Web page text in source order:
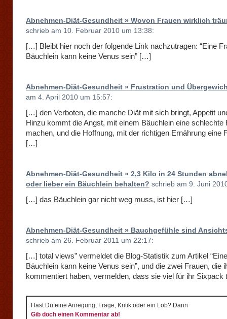
Abnehmen-Diät-Gesundheit » Wovon Frauen wirklich
schrieb am 10. Februar 2010 um 13:38:
[…] Bleibt hier noch der folgende Link nachzutragen: “Eine
Bäuchlein kann keine Venus sein” […]
Abnehmen-Diät-Gesundheit » Frustration und
am 4. April 2010 um 15:57:
[…] den Verboten, die manche Diät mit sich bringt, Appetit
Hinzu kommt die Angst, mit einem Bäuchlein eine schlechte
machen, und die Hoffnung, mit der richtigen Ernährung eine
[…]
Abnehmen-Diät-Gesundheit » 2,3 Kilo in 24 Stunden
oder lieber ein Bäuchlein behalten? schrieb am 9. Juni
[…] das Bäuchlein gar nicht weg muss, ist hier […]
Abnehmen-Diät-Gesundheit » Bauchgefühle sind
schrieb am 26. Februar 2011 um 22:17:
[…] total views” vermeldet die Blog-Statistik zum Artikel
Bäuchlein kann keine Venus sein”, und die zwei Frauen, die
kommentiert haben, vermelden, dass sie viel für ihr
Hast Du eine Anregung, Frage, Kritik oder ein Lob? Dann
Gib doch einen Kommentar ab!